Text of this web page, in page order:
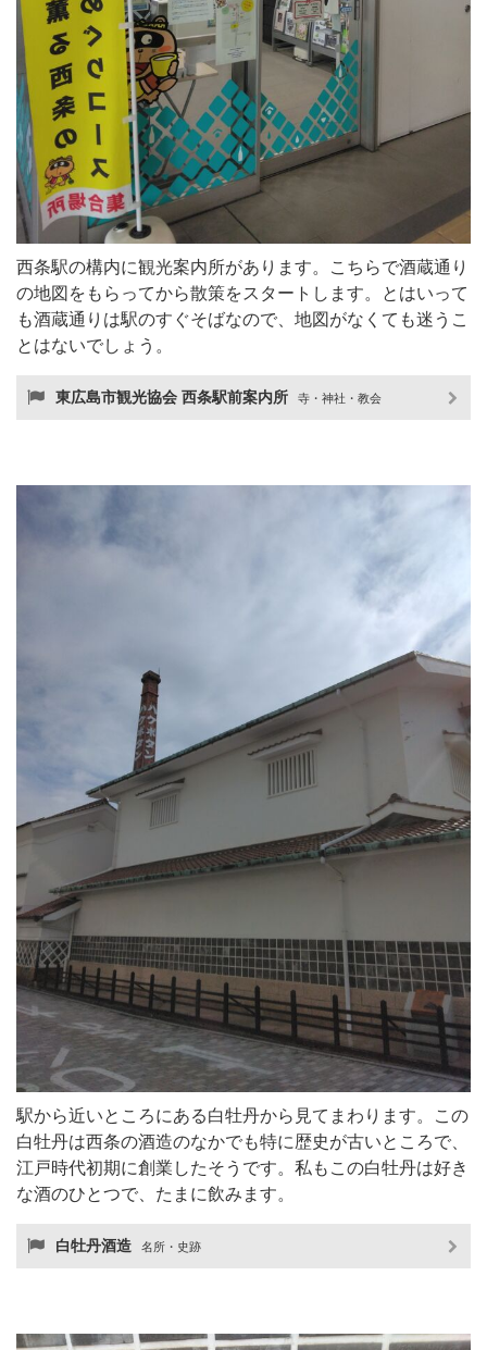
西条駅の構内に観光案内所があります。こちらで酒蔵通り
の地図をもらってから散策をスタートします。とはいって
も酒蔵通りは駅のすぐそばなので、地図がなくても迷うこ
とはないでしょう。
東広島市観光協会 西条駅前案内所 寺・神社・教会
駅から近いところにある白牡丹から見てまわります。この
白牡丹は西条の酒造のなかでも特に歴史が古いところで、
江戸時代初期に創業したそうです。私もこの白牡丹は好き
な酒のひとつで、たまに飲みます。
白牡丹酒造 名所・史跡